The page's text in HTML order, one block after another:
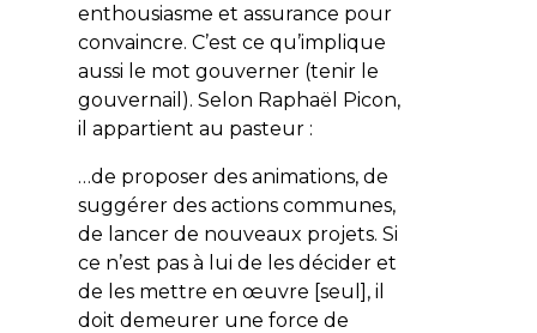
enthousiasme et assurance pour
convaincre. C’est ce qu’implique
aussi le mot gouverner (tenir le
gouvernail). Selon Raphaël Picon,
il appartient au pasteur :
…de proposer des animations, de
suggérer des actions communes,
de lancer de nouveaux projets. Si
ce n’est pas à lui de les décider et
de les mettre en œuvre [seul], il
doit demeurer une force de